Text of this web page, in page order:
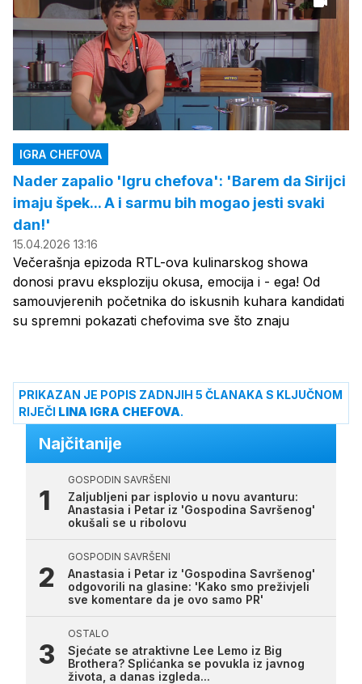
IGRA CHEFOVA
Nader zapalio 'Igru chefova': 'Barem da Sirijci
imaju špek... A i sarmu bih mogao jesti svaki
dan!'
15.04.2026 13:16
Večerašnja epizoda RTL-ova kulinarskog showa
donosi pravu eksploziju okusa, emocija i - ega! Od
samouvjerenih početnika do iskusnih kuhara kandidati
su spremni pokazati chefovima sve što znaju
PRIKAZAN JE POPIS ZADNJIH 5 ČLANAKA S KLJUČNOM
RIJEČI LINA IGRA CHEFOVA.
Najčitanije
GOSPODIN SAVRŠENI
Zaljubljeni par isplovio u novu avanturu:
Anastasia i Petar iz 'Gospodina Savršenog'
okušali se u ribolovu
GOSPODIN SAVRŠENI
Anastasia i Petar iz 'Gospodina Savršenog'
odgovorili na glasine: 'Kako smo preživjeli
sve komentare da je ovo samo PR'
OSTALO
Sjećate se atraktivne Lee Lemo iz Big
Brothera? Splićanka se povukla iz javnog
života, a danas izgleda...